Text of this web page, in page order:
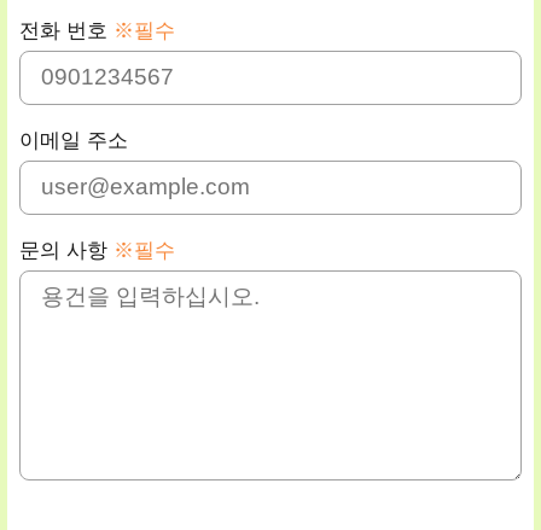
전화 번호 ※필수
이메일 주소
문의 사항 ※필수